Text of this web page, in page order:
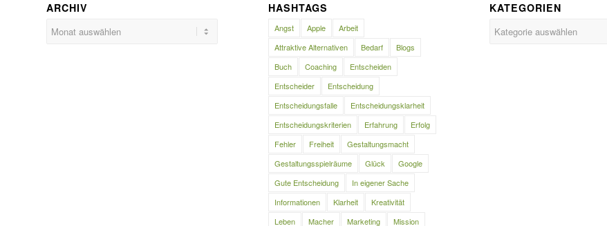
ARCHIV HASHTAGS
Angst Apple
Arbeit
Attraktive Alternativen
Bedarf
Blogs
Buch
Coaching
Entscheiden
Entscheider
Entscheidung
Entscheidungsfalle
Entscheidungsklarheit
Entscheidungskriterien
Erfahrung
Erfolg
Fehler
Freiheit
Gestaltungsmacht
Gestaltungsspielräume
Glück
Google
Gute Entscheidung
In eigener Sache
Informationen
Klarheit
Kreativität
Leben
Macher Marketing Mission
KATEGORIEN